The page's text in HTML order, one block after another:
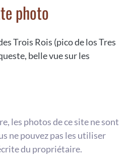
photo
Trois Rois (pico de los Tres
belle vue sur les
les photos de ce site ne sont
ne pouvez pas les utiliser
du propriétaire.